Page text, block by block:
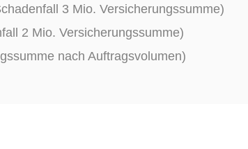
3 Mio. Versicherungssumme)
2 Mio. Versicherungssumme)
nach Auftragsvolumen)